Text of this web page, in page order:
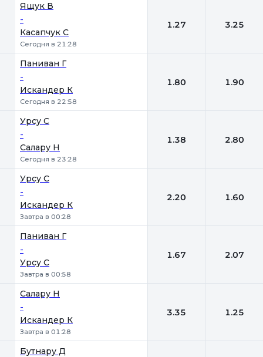
Ящук В
-
Касапчук С
Сегодня в 21:28
1.27 3.25
Паниван Г
-
Искандер К
Сегодня в 22:58
1.80 1.90
Урсу С
-
Салару Н
Сегодня в 23:28
1.38 2.80
Урсу С
-
Искандер К
Завтра в 00:28
2.20 1.60
Паниван Г
-
Урсу С
Завтра в 00:58
1.67 2.07
Салару Н
-
Искандер К
Завтра в 01:28
3.35 1.25
Бутнару Д